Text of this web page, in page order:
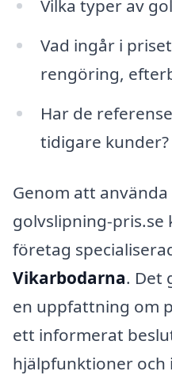
Vilka typer av
Vad ingår i
rengöring,
Har de
tidigare kunder?
Genom att
golvslipning-pris.se
företag
Vikarbodarna. Det
en uppfattning om
ett informerat
hjälpfunktioner och